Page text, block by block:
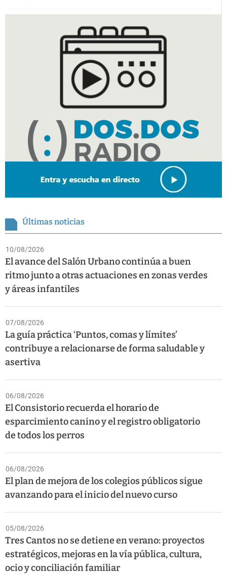
Últimas noticias
10/08/2026
El avance del Salón Urbano continúa a buen
ritmo junto a otras actuaciones en zonas verdes
y áreas infantiles
07/08/2026
La guía práctica ‘Puntos, comas y límites’
contribuye a relacionarse de forma saludable y
asertiva
06/08/2026
El Consistorio recuerda el horario de
esparcimiento canino y el registro obligatorio
de todos los perros
06/08/2026
El plan de mejora de los colegios públicos sigue
avanzando para el inicio del nuevo curso
05/08/2026
Tres Cantos no se detiene en verano: proyectos
estratégicos, mejoras en la vía pública, cultura,
ocio y conciliación familiar